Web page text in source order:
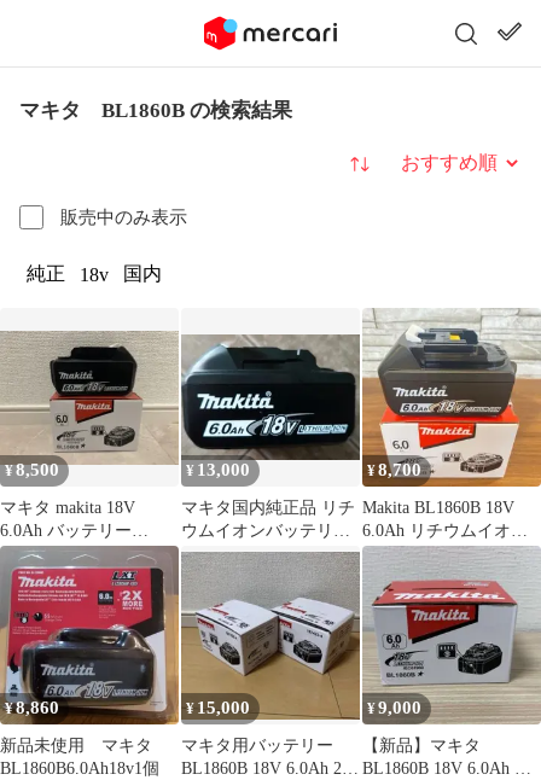
マキタ BL1860B の検索結果
販売中のみ表示
並び替え
純正 18v 国内
¥8,500
マキタ makita 18V
6.0Ah バッテリー
BL1860B
¥ 13,000
マキタ国内純正品 リチ
ウムイオンバッテリ
BL1860B
¥8,700
Makita BL1860B 18V
6.0Ah リチウムイオン
バッテリー
¥8,860
新品未使用 マキタ
BL1860B6.0Ah18v1個
¥ 15,000
マキタ用バッテリー
BL1860B 18V 6.0Ah 2個
¥9,000
【新品】マキタ
BL1860B 18V 6.0Ah バ